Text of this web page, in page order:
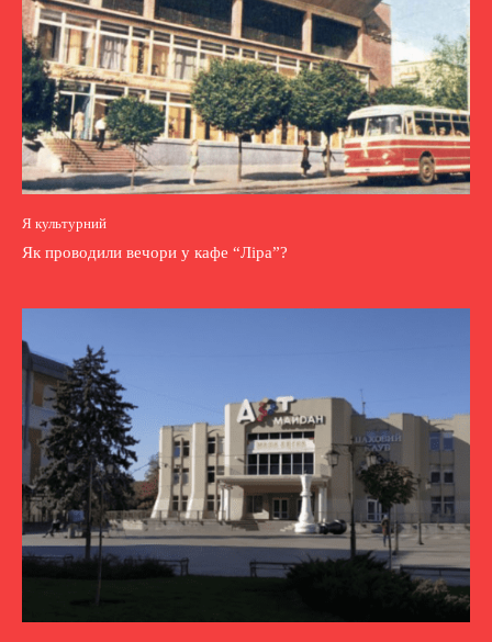
Я культурний
Як проводили вечори у кафе “Ліра”?